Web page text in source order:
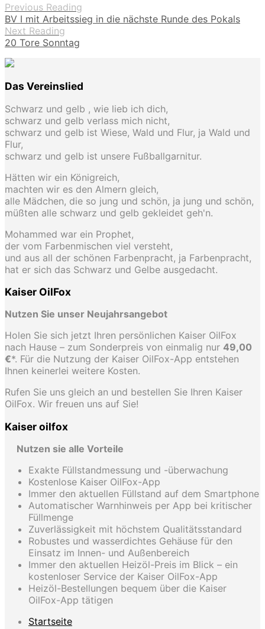
Previous Reading
BV I mit Arbeitssieg in die nächste Runde des Pokals
Next Reading
20 Tore Sonntag
Das Vereinslied
Schwarz und gelb , wie lieb ich dich,
schwarz und gelb verlass mich nicht,
schwarz und gelb ist Wiese, Wald und Flur, ja Wald und
Flur,
schwarz und gelb ist unsere Fußballgarnitur.
Hätten wir ein Königreich,
machten wir es den Almern gleich,
alle Mädchen, die so jung und schön, ja jung und schön,
müßten alle schwarz und gelb gekleidet geh'n.
Mohammed war ein Prophet,
der vom Farbenmischen viel versteht,
und aus all der schönen Farbenpracht, ja Farbenpracht,
hat er sich das Schwarz und Gelbe ausgedacht.
Kaiser OilFox
Nutzen Sie unser Neujahrsangebot
Holen Sie sich jetzt Ihren persönlichen Kaiser OilFox
nach Hause – zum Sonderpreis von einmalig nur 49,00
€*. Für die Nutzung der Kaiser OilFox-App entstehen
Ihnen keinerlei weitere Kosten.
Rufen Sie uns gleich an und bestellen Sie Ihren Kaiser
OilFox. Wir freuen uns auf Sie!
Kaiser oilfox
Nutzen sie alle Vorteile
Exakte Füllstandmessung und -überwachung
Kostenlose Kaiser OilFox-App
Immer den aktuellen Füllstand auf dem Smartphone
Automatischer Warnhinweis per App bei kritischer
Füllmenge
Zuverlässigkeit mit höchstem Qualitätsstandard
Robustes und wasserdichtes Gehäuse für den
Einsatz im Innen- und Außenbereich
Immer den aktuellen Heizöl-Preis im Blick – ein
kostenloser Service der Kaiser OilFox-App
Heizöl-Bestellungen bequem über die Kaiser
OilFox-App tätigen
Startseite